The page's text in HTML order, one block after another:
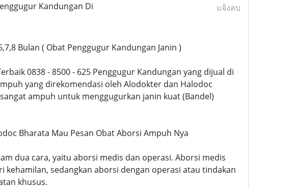
Kandungan Di
แจ้งลบ
Bulan ( Obat Penggugur Kandungan Janin )
0838 - 8500 - 625 Penggugur Kandungan yang dijual di
yang direkomendasi oleh Alodokter dan Halodoc
ampuh untuk menggugurkan janin kuat (Bandel)
Bharata Mau Pesan Obat Aborsi Ampuh Nya
dua cara, yaitu aborsi medis dan operasi. Aborsi medis
sedangkan aborsi dengan operasi atau tindakan
khusus.